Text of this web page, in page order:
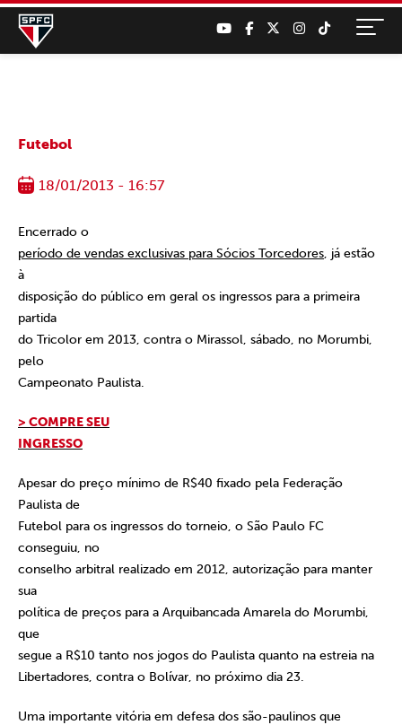
Futebol
18/01/2013 - 16:57
Encerrado o
período de vendas exclusivas para Sócios Torcedores, já estão
à
disposição do público em geral os ingressos para a primeira
partida
do Tricolor em 2013, contra o Mirassol, sábado, no Morumbi,
pelo
Campeonato Paulista.
> COMPRE SEU
INGRESSO
Apesar do preço mínimo de R$40 fixado pela Federação
Paulista de
Futebol para os ingressos do torneio, o São Paulo FC
conseguiu, no
conselho arbitral realizado em 2012, autorização para manter
sua
política de preços para a Arquibancada Amarela do Morumbi,
que
segue a R$10 tanto nos jogos do Paulista quanto na estreia na
Libertadores, contra o Bolívar, no próximo dia 23.
Uma importante vitória em defesa dos são-paulinos que